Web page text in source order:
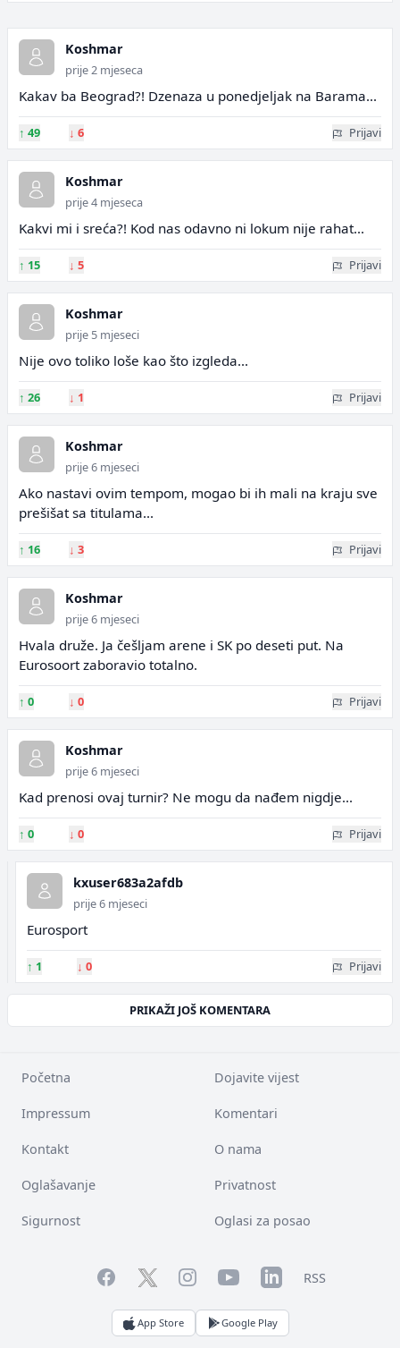
Koshmar
prije 2 mjeseca
Kakav ba Beograd?! Dzenaza u ponedjeljak na Barama...
↑ 49 ↓ 6 Prijavi
Koshmar
prije 4 mjeseca
Kakvi mi i sreća?! Kod nas odavno ni lokum nije rahat...
↑ 15 ↓ 5 Prijavi
Koshmar
prije 5 mjeseci
Nije ovo toliko loše kao što izgleda...
↑ 26 ↓ 1 Prijavi
Koshmar
prije 6 mjeseci
Ako nastavi ovim tempom, mogao bi ih mali na kraju sve
prešišat sa titulama...
↑ 16 ↓ 3 Prijavi
Koshmar
prije 6 mjeseci
Hvala druže. Ja češljam arene i SK po deseti put. Na
Eurosoort zaboravio totalno.
↑ 0 ↓ 0 Prijavi
Koshmar
prije 6 mjeseci
Kad prenosi ovaj turnir? Ne mogu da nađem nigdje...
↑ 0 ↓ 0 Prijavi
kxuser683a2afdb
prije 6 mjeseci
Eurosport
↑ 1 ↓ 0 Prijavi
PRIKAŽI JOŠ KOMENTARA
Početna Dojavite vijest
Impressum Komentari
Kontakt O nama
Oglašavanje Privatnost
Sigurnost Oglasi za posao
FacebookTwitterInstagramYouTubeLinkedInRSS
App Store Google Play